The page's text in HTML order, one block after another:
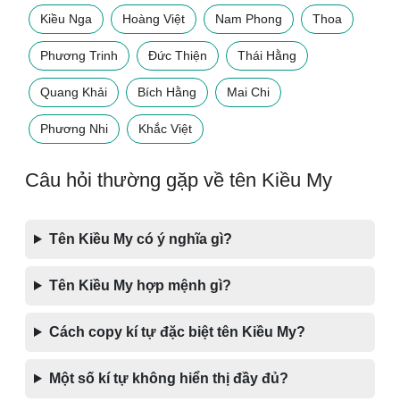
Kiều Nga Hoàng Việt Nam Phong Thoa
Phương Trinh Đức Thiện Thái Hằng
Quang Khải Bích Hằng Mai Chi
Phương Nhi Khắc Việt
Câu hỏi thường gặp về tên Kiều My
Tên Kiều My có ý nghĩa gì?
Tên Kiều My hợp mệnh gì?
Cách copy kí tự đặc biệt tên Kiều My?
Một số kí tự không hiển thị đầy đủ?